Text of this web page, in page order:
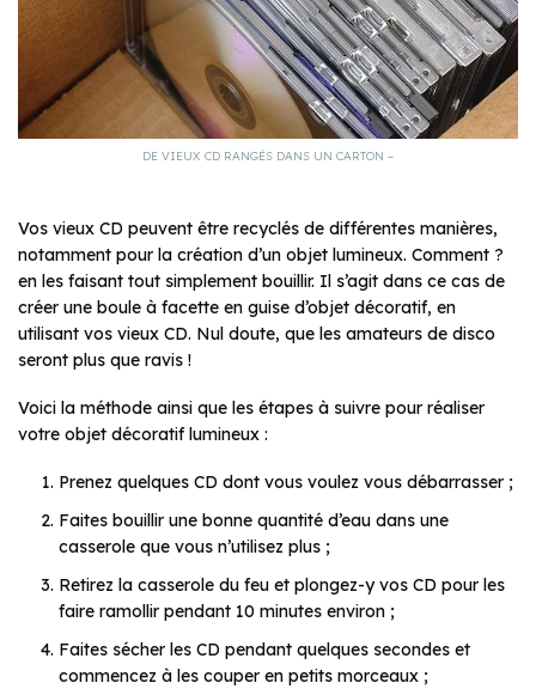
DE VIEUX CD RANGÉS DANS UN CARTON –
Vos vieux CD peuvent être recyclés de différentes manières,
notamment pour la création d’un objet lumineux. Comment ?
en les faisant tout simplement bouillir. Il s’agit dans ce cas de
créer une boule à facette en guise d’objet décoratif, en
utilisant vos vieux CD. Nul doute, que les amateurs de disco
seront plus que ravis !
Voici la méthode ainsi que les étapes à suivre pour réaliser
votre objet décoratif lumineux :
Prenez quelques CD dont vous voulez vous débarrasser ;
Faites bouillir une bonne quantité d’eau dans une
casserole que vous n’utilisez plus ;
Retirez la casserole du feu et plongez-y vos CD pour les
faire ramollir pendant 10 minutes environ ;
Faites sécher les CD pendant quelques secondes et
commencez à les couper en petits morceaux ;